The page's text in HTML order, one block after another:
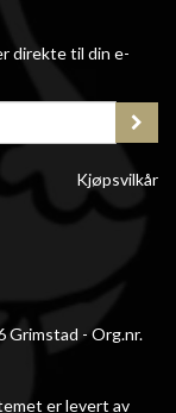
direkte til din e-
Kjøpsvilkår
Grimstad - Org.nr.
er levert av